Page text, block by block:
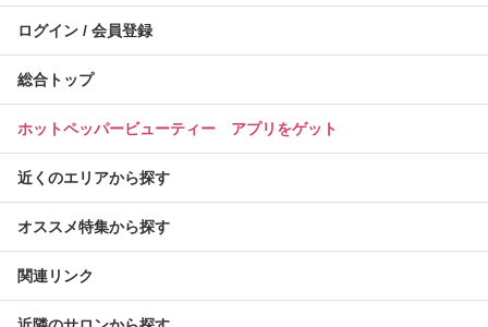
ログイン / 会員登録
総合トップ
ホットペッパービューティー アプリをゲット
近くのエリアから探す
オススメ特集から探す
関連リンク